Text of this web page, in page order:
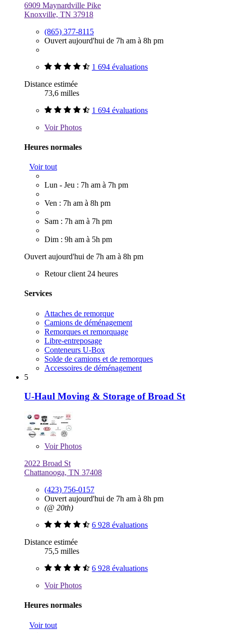
6909 Maynardville Pike
Knoxville, TN 37918
(865) 377-8115
Ouvert aujourd'hui de 7h am à 8h pm
1 694 évaluations
Distance estimée
73,6 milles
1 694 évaluations
VoirPhotos
Heures normales
Voir tout
Lun - Jeu : 7h am à 7h pm
Ven : 7h am à 8h pm
Sam : 7h am à 7h pm
Dim : 9h am à 5h pm
Ouvert aujourd'hui de 7h am à 8h pm
Retour client 24 heures
Services
Attaches de remorque
Camions de déménagement
Remorques et remorquage
Libre-entreposage
Conteneurs U-Box
Solde de camions et de remorques
Accessoires de déménagement
5
U-Haul Moving & Storage of Broad St
VoirPhotos
2022 Broad St
Chattanooga, TN 37408
(423) 756-0157
Ouvert aujourd'hui de 7h am à 8h pm
(@ 20th)
6 928 évaluations
Distance estimée
75,5 milles
6 928 évaluations
VoirPhotos
Heures normales
Voir tout